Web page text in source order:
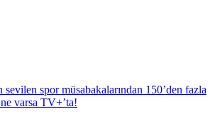
spor müsabakalarından 150’den fazla
ne varsa TV+’ta!